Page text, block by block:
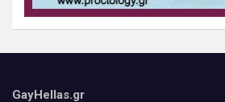
GayHellas.gr